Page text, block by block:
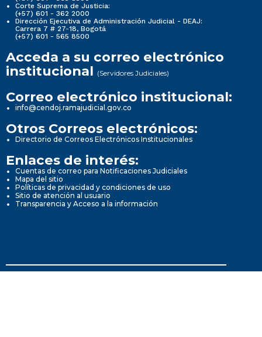
Corte Suprema de Justicia:
(+57) 601 - 362 2000
Dirección Ejecutiva de Administración Judicial - DEAJ:
Carrera 7 # 27-18, Bogotá
(+57) 601 - 565 8500
Acceda a su correo electrónico
institucional (Servidores Judiciales)
Correo electrónico institucional:
info@cendoj.ramajudicial.gov.co
Otros Correos electrónicos:
Directorio de Correos Electrónicos Institucionales
Enlaces de interés:
Cuentas de correo para Notificaciones Judiciales
Mapa del sitio
Políticas de privacidad y condiciones de uso
Sitio de atención al usuario
Transparencia y Acceso a la información